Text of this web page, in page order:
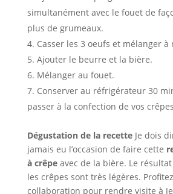
simultanément avec le fouet de
plus de grumeaux.
Casser les 3 oeufs et mélanger à
Ajouter le beurre et la bière.
Mélanger au fouet.
Conserver au réfrigérateur 30
passer à la confection de vos
Dégustation de la recetteJe dois
jamais eu l’occasion de faire cette
à crêpeavec de la bière. Le
les crêpes sont très légères.
collaboration pour rendre visite à